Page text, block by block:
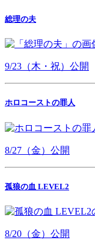
総理の夫
9/23（木・祝）公開
ホロコーストの罪人
8/27（金）公開
孤狼の血 LEVEL2
8/20（金）公開